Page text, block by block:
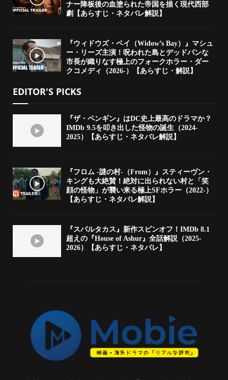
ナー降板後の血塗られた帝国を描く現代西部
劇【あらすじ・ネタバレ解説】
『ウィドウズ・ベイ（Widow’s Bay）』マシュ
ー・リーズ主演！呪われた島とデッドパンな
市長が織りなす極上のフォークホラー・ダー
クコメディ（2026-）【あらすじ・解説】
EDITOR'S PICKS
『ザ・ペンギン』はDC史上最高のドラマか？
IMDb 9.5を叩き出した怪物の誕生（2024-
2025）【あらすじ・ネタバレ解説】
『フロム -謎の村-（From）』スティーヴン・
キングも大絶賛！絶対に出られない村と「笑
顔の怪物」が襲い来る極上SFホラー（2022-）
【あらすじ・ネタバレ解説】
『スパルタカス』新作スピンオフ！IMDb 8.1
超えの『House of Ashur』全話解説（2025-
2026）【あらすじ・ネタバレ】